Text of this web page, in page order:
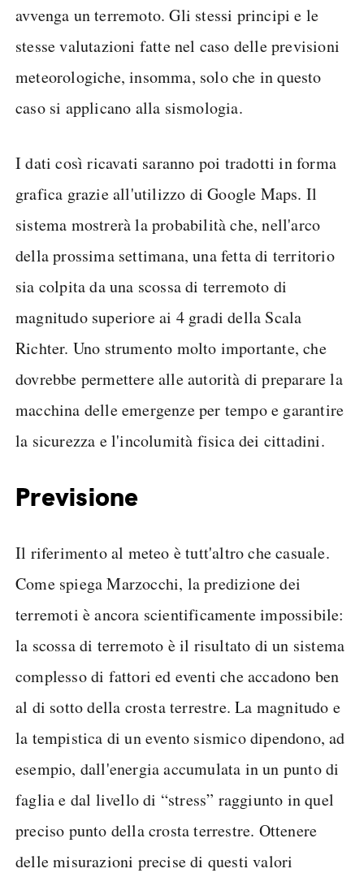
avvenga un terremoto. Gli stessi principi e le
stesse valutazioni fatte nel caso delle previsioni
meteorologiche, insomma, solo che in questo
caso si applicano alla sismologia.
I dati così ricavati saranno poi tradotti in forma
grafica grazie all'utilizzo di Google Maps. Il
sistema mostrerà la probabilità che, nell'arco
della prossima settimana, una fetta di territorio
sia colpita da una scossa di terremoto di
magnitudo superiore ai 4 gradi della Scala
Richter. Uno strumento molto importante, che
dovrebbe permettere alle autorità di preparare la
macchina delle emergenze per tempo e garantire
la sicurezza e l'incolumità fisica dei cittadini.
Previsione
Il riferimento al meteo è tutt'altro che casuale.
Come spiega Marzocchi, la predizione dei
terremoti è ancora scientificamente impossibile:
la scossa di terremoto è il risultato di un sistema
complesso di fattori ed eventi che accadono ben
al di sotto della crosta terrestre. La magnitudo e
la tempistica di un evento sismico dipendono, ad
esempio, dall'energia accumulata in un punto di
faglia e dal livello di “stress” raggiunto in quel
preciso punto della crosta terrestre. Ottenere
delle misurazioni precise di questi valori